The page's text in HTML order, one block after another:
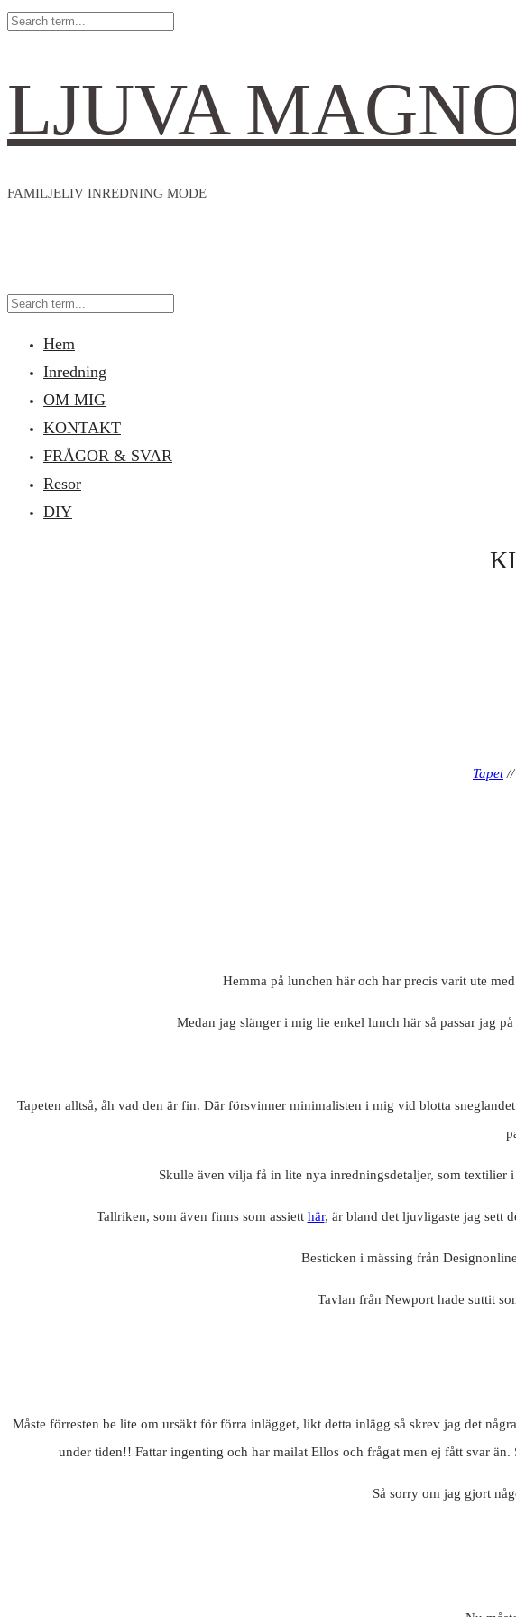
LJUVA
FAMILJELIV INREDNING MODE
Hem
Inredning
OM MIG
KONTAKT
FRÅGOR & SVAR
Resor
DIY
Tapet//
Hemma på lunchen här och har precis varit ute
Medan jag slänger i mig lie enkel lunch här så passar jag
Tapeten alltså, åh vad den är fin. Där försvinner minimalisten i mig vid blotta
Skulle även vilja få in lite nya inredningsdetaljer, som textilier
Tallriken, som även finns som assiett här, är bland det ljuvligaste jag sett
Besticken i mässing från
Tavlan från Newport hade suttit
Måste förresten be lite om ursäkt för förra inlägget, likt detta inlägg så skrev jag det
under tiden!! Fattar ingenting och har mailat Ellos och frågat men ej fått svar
Så sorry om jag gjort